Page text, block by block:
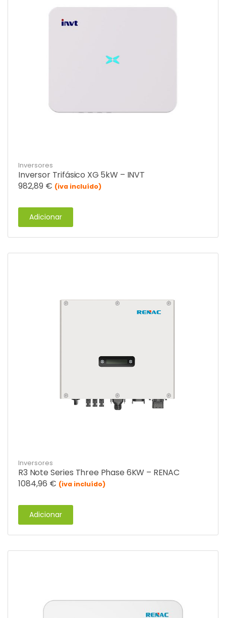
Inversores
Inversor Trifásico XG 5kW – INVT
982,89 € (iva incluído)
Adicionar
Inversores
R3 Note Series Three Phase 6KW – RENAC
1084,96 € (iva incluído)
Adicionar